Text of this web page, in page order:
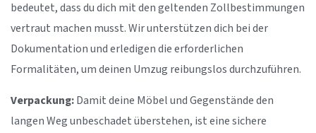
bedeutet, dass du dich mit den geltenden Zollbestimmungen
vertraut machen musst. Wir unterstützen dich bei der
Dokumentation und erledigen die erforderlichen
Formalitäten, um deinen Umzug reibungslos durchzuführen.
Verpackung:Damit deine Möbel und Gegenstände den
langen Weg unbeschadet überstehen, ist eine sichere